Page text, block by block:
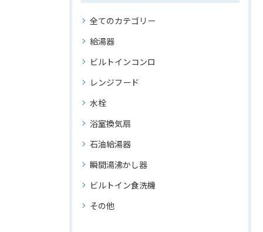
全てのカテゴリー
給湯器
ビルトインコンロ
レンジフード
水栓
浴室換気扇
石油給湯器
瞬間湯沸かし器
ビルトイン食洗機
その他